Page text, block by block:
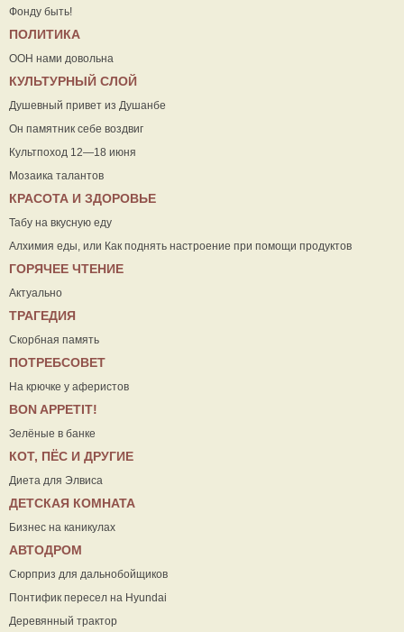
Фонду быть!
ПОЛИТИКА
ООН нами довольна
КУЛЬТУРНЫЙ СЛОЙ
Душевный привет из Душанбе
Он памятник себе воздвиг
Культпоход 12—18 июня
Мозаика талантов
КРАСОТА И ЗДОРОВЬЕ
Табу на вкусную еду
Алхимия еды, или Как поднять настроение при помощи продуктов
ГОРЯЧЕЕ ЧТЕНИЕ
Актуально
ТРАГЕДИЯ
Скорбная память
ПОТРЕБСОВЕТ
На крючке у аферистов
ВON APPETIT!
Зелёные в банке
КОТ, ПЁС И ДРУГИЕ
Диета для Элвиса
ДЕТСКАЯ КОМНАТА
Бизнес на каникулах
АВТОДРОМ
Сюрприз для дальнобойщиков
Понтифик пересел на Hyundai
Деревянный трактор